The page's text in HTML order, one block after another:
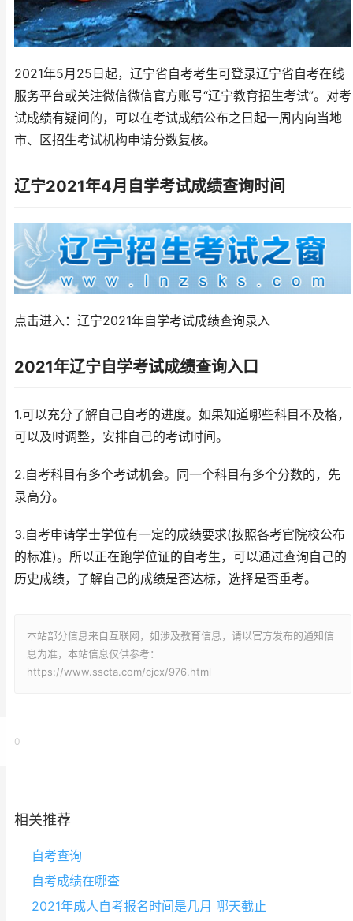
2021年5月25日起，辽宁省自考考生可登录辽宁省自考在线
服务平台或关注微信微信官方账号“辽宁教育招生考试”。对考
试成绩有疑问的，可以在考试成绩公布之日起一周内向当地
市、区招生考试机构申请分数复核。
辽宁2021年4月自学考试成绩查询时间
点击进入：辽宁2021年自学考试成绩查询录入
2021年辽宁自学考试成绩查询入口
1.可以充分了解自己自考的进度。如果知道哪些科目不及格，
可以及时调整，安排自己的考试时间。
2.自考科目有多个考试机会。同一个科目有多个分数的，先
录高分。
3.自考申请学士学位有一定的成绩要求(按照各考官院校公布
的标准)。所以正在跑学位证的自考生，可以通过查询自己的
历史成绩，了解自己的成绩是否达标，选择是否重考。
本站部分信息来自互联网，如涉及教育信息，请以官方发布的通知信
息为准，本站信息仅供参考：
https://www.sscta.com/cjcx/976.html
0
相关推荐
自考查询
自考成绩在哪查
2021年成人自考报名时间是几月 哪天截止